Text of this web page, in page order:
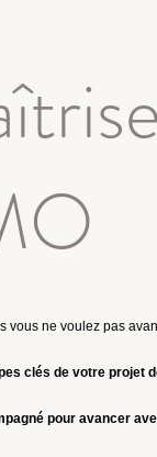
vous ne voulez pas
clés de votre projet
pour avancer